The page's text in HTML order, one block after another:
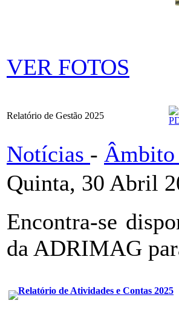
VER FOTOS
Relatório de Gestão 2025
Notícias - Âmbito
Quinta, 30 Abril
Encontra-se
da ADRIMAG
Relatório de Atividades e Contas 2025